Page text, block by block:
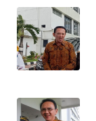
WN
NUSANTARA
WN
WN